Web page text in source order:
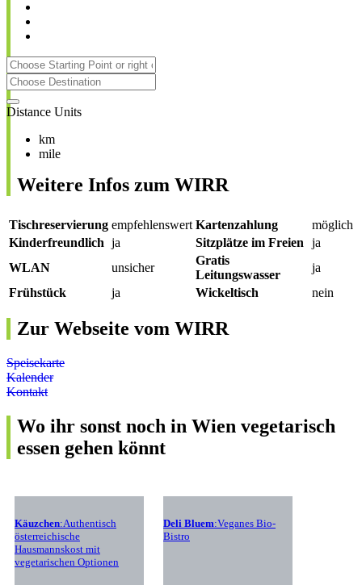
Distance Units
km
mile
Weitere Infos zum WIRR
Tischreservierung empfehlenswert Kartenzahlung
möglich
Kinderfreundlich ja Sitzplätze im Freien
ja
WLAN
unsicher
Gratis
Leitungswasser
ja
Frühstück
ja Wickeltisch nein
Zur Webseite vom WIRR
Speisekarte
Kalender
Kontakt
Wo ihr sonst noch in Wien vegetarisch
essen gehen könnt
Käuzchen:Authentisch
österreichische
Hausmannskost mit
vegetarischen Optionen
Deli Bluem:Veganes Bio-
Bistro